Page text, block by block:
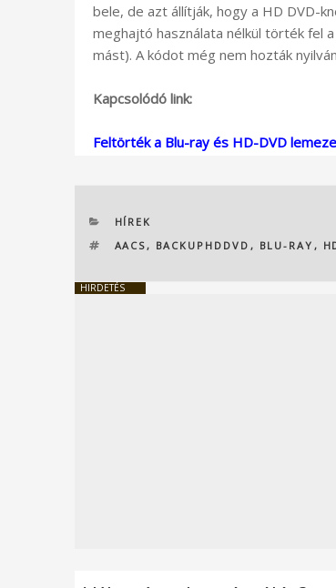
bele, de azt állítják, hogy a HD DVD-
meghajtó használata nélkül törték fel
mást). A kódot még nem hozták
Kapcsolódó link:
Feltörték a Blu-ray és HD-DVD
KATEGÓRIÁK
HÍREK
CÍMKÉK
AACS , BACKUPHDDVD , BLU-RAY ,
HIRDETÉS